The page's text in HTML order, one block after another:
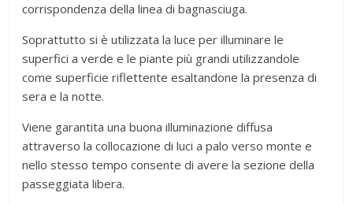
corrispondenza della linea di bagnasciuga.
Soprattutto si è utilizzata la luce per illuminare le
superfici a verde e le piante più grandi utilizzandole
come superficie riflettente esaltandone la presenza di
sera e la notte.
Viene garantita una buona illuminazione diffusa
attraverso la collocazione di luci a palo verso monte e
nello stesso tempo consente di avere la sezione della
passeggiata libera.